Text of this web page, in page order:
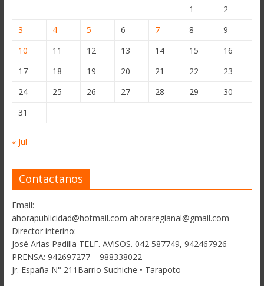
1
2
3
4 5 6 7 8
9
10
11 12 13 14 15
16
17
18 19 20 21 22
23
24
25 26 27 28 29
30
31
« Jul
Contactanos
Email:
ahorapublicidad@hotmail.com ahoraregianal@gmail.com
Director interino:
José Arias Padilla TELF. AVISOS. 042 587749, 942467926
PRENSA: 942697277 – 988338022
Jr. España N° 211Barrio Suchiche • Tarapoto